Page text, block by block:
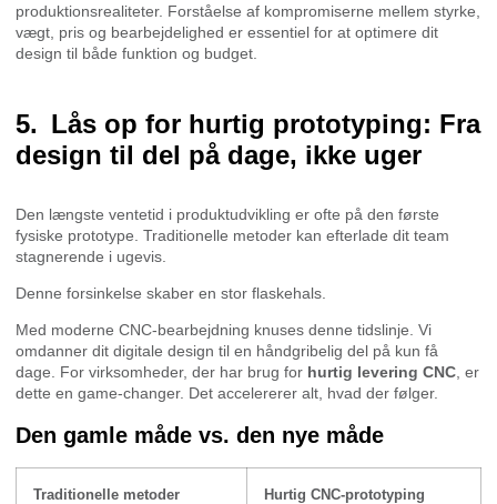
produktionsrealiteter. Forståelse af kompromiserne mellem styrke,
vægt, pris og bearbejdelighed er essentiel for at optimere dit
design til både funktion og budget.
Lås op for hurtig prototyping: Fra
design til del på dage, ikke uger
Den længste ventetid i produktudvikling er ofte på den første
fysiske prototype. Traditionelle metoder kan efterlade dit team
stagnerende i ugevis.
Denne forsinkelse skaber en stor flaskehals.
Med moderne CNC-bearbejdning knuses denne tidslinje. Vi
omdanner dit digitale design til en håndgribelig del på kun få
dage. For virksomheder, der har brug for hurtig levering CNC, er
dette en game-changer. Det accelererer alt, hvad der følger.
Den gamle måde vs. den nye måde
Traditionelle metoder Hurtig CNC-prototyping